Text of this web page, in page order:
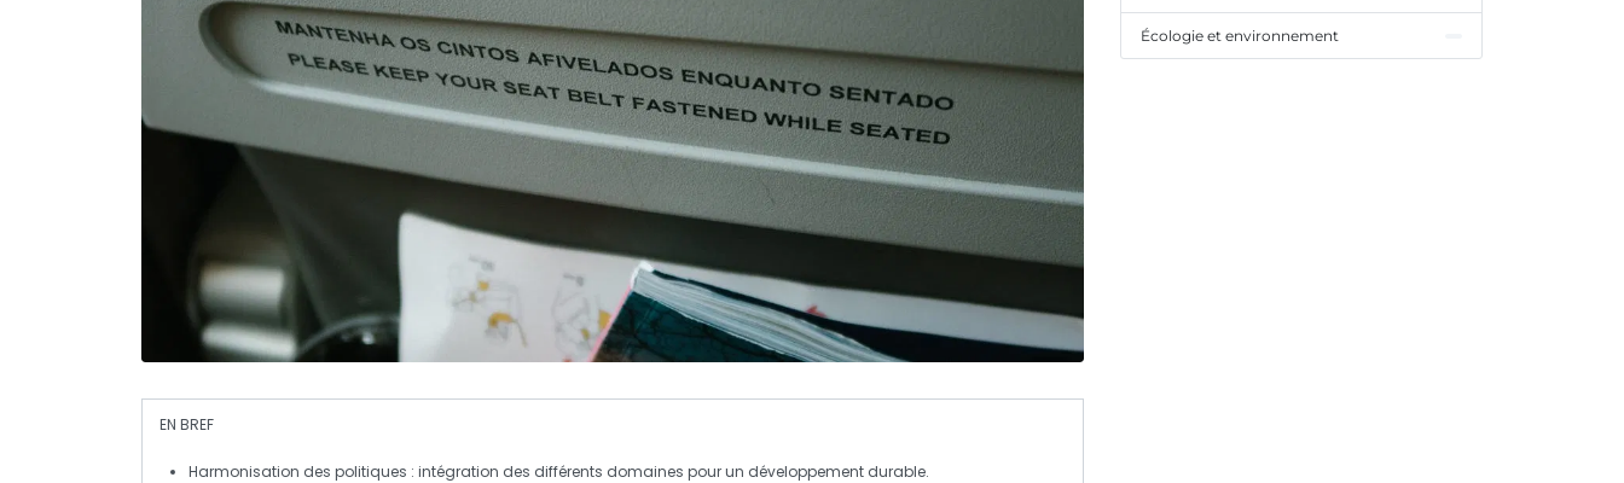
EN BREF
Harmonisation des politiques : intégration des différents domaines pour un développement durable.
Écologie et environnement